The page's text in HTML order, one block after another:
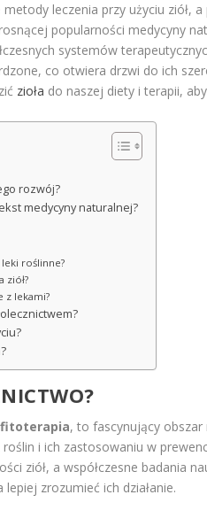
leczenia przy użyciu ziół,
popularności medycyny
systemów
co otwiera drzwi do ich
zioła do naszej diety i terapii,
rozwój?
medycyny naturalnej?
leki roślinne?
ziół?
z lekami?
fitoterapia, to fascynujący
i ich zastosowaniu w
ziół, a współczesne badania
zrozumieć ich działanie.